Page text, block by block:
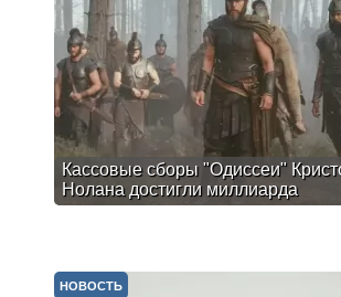
Кассовые сборы "Одиссеи"
Нолана достигли миллиарда
НОВОСТЬ